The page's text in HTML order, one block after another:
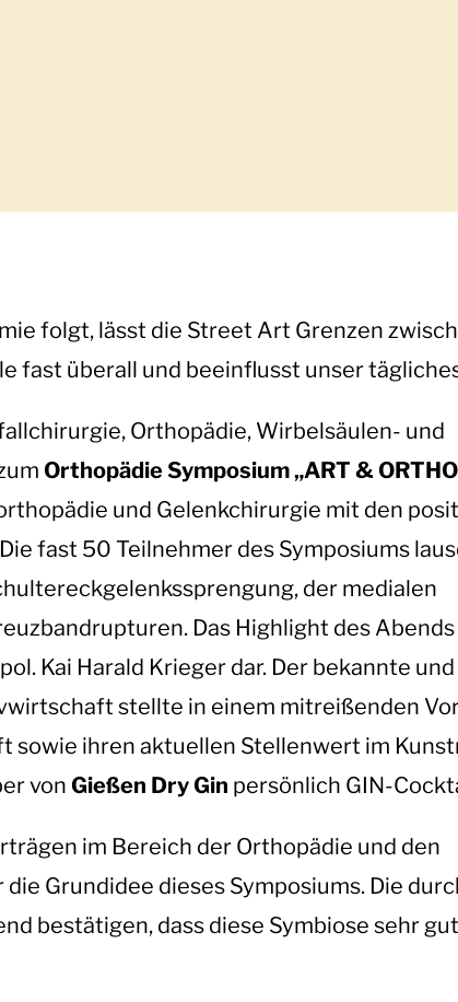
folgt, lässt die Street Art Grenzen
fast überall und beeinflusst unser
Orthopädie, Wirbelsäulen- und
Orthopädie Symposium „ART &
und Gelenkchirurgie mit den
fast 50 Teilnehmer des Symposiums
der medialen
Das Highlight des
Kai Harald Krieger dar. Der bekannte und
stellte in einem mitreißenden
sowie ihren aktuellen Stellenwert im
von Gießen Dry Gin persönlich GIN-
im Bereich der Orthopädie und den
Grundidee dieses Symposiums. Die
bestätigen, dass diese Symbiose sehr